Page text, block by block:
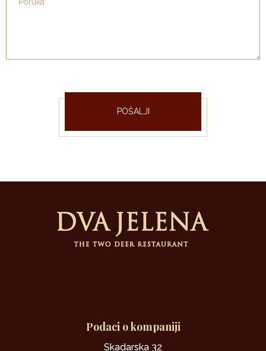
POŠALJI
Podaci o kompaniji
Skadarska 32